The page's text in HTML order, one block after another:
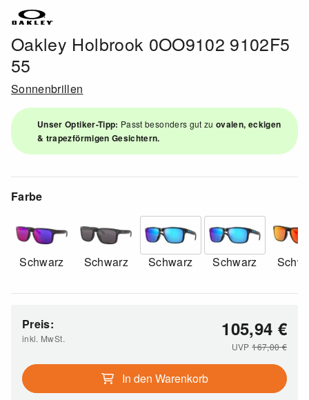
Oakley Holbrook 0OO9102 9102F5
55
Sonnenbrillen
Unser Optiker-Tipp: Passt besonders gut zuovalen, eckigen
& trapezförmigen Gesichtern.
Farbe
Schwarz Schwarz Schwarz Schwarz
Preis:
inkl. MwSt. 105,94 €
UVP167,00€
In den Warenkorb